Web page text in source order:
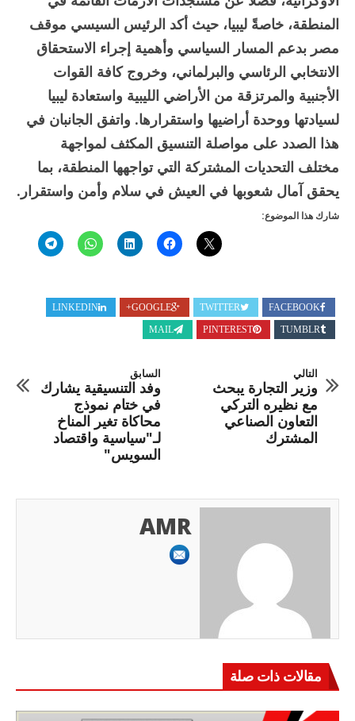
المنطقة، خاصةً ليبيا، حيث أكد الرئيس السيسي موقف
مصر بدعم المسار السياسي وأهمية إجراء الاستحقاق
الانتخابي الرئاسي والبرلماني، وخروج كافة القوات
الأجنبية والمرتزقة من الأراضي الليبية واستعادة ليبيا
لسيادتها ووحدة أراضيها واستقرارها. واتفق الجانبان في
هذا الصدد على مواصلة التنسيق المكثف لمواجهة
مختلف التحديات المشتركة التي تواجهها المنطقة، بما
يحقق آمال شعوبها في العيش في سلام وأمن واستقرار.
شارك هذا الموضوع:
FACEBOOK
TWITTER
GOOGLE+
LINKEDIN
TUMBLR
PINTEREST
MAIL
السابق
وفد التنسيقية يشارك
في ختام نموذج
محاكاة تغير المناخ
لـ"سياسية واقتصاد
السويس"
التالي
وزير التجارة يبحث
مع نظيره التركي
التعاون الصناعي
المشترك
AMR
مقالات ذات صلة